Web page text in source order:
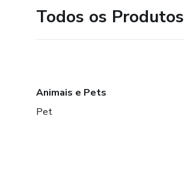
Todos os Produtos
Animais e Pets
Pet